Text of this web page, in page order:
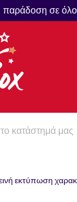
σε όλο
εκτύπωση